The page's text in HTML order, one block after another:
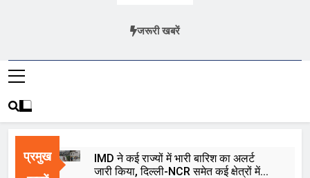
Jai Rashtra
हिंदी समाचार
जरूरी खबरें
प्रमुख
IMD ने कई राज्यों में भारी बारिश का अलर्ट
जारी किया, दिल्ली-NCR समेत कई क्षेत्रों में